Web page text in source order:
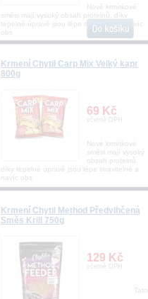
Nové krmítkové
směsi mají vysoký obsah proteinů, díky
tepelné úpravě jsou lépe stravitelné a navíc
obs
Krmení Chytil Carp Mix Velký kapr
800g
69 Kč
včetně DPH
Nové krmítkové
směsi mají vysoký
obsah proteinů,
díky tepelné úpravě jsou lépe stravitelné a
navíc obs
Krmení Chytil Method Předvlhčená
Směs Krill 750g
129 Kč
včetně DPH
Tato